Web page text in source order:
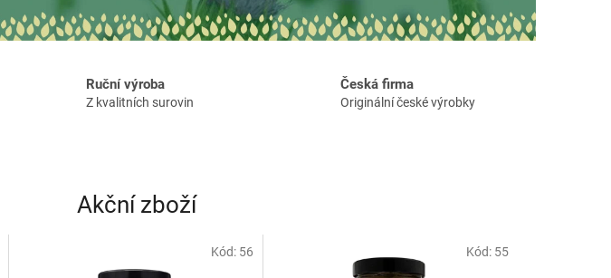
Ruční výroba
Z kvalitních surovin
Česká firma
Originální české výrobky
Akční zboží
Kód: 56 Kód: 55